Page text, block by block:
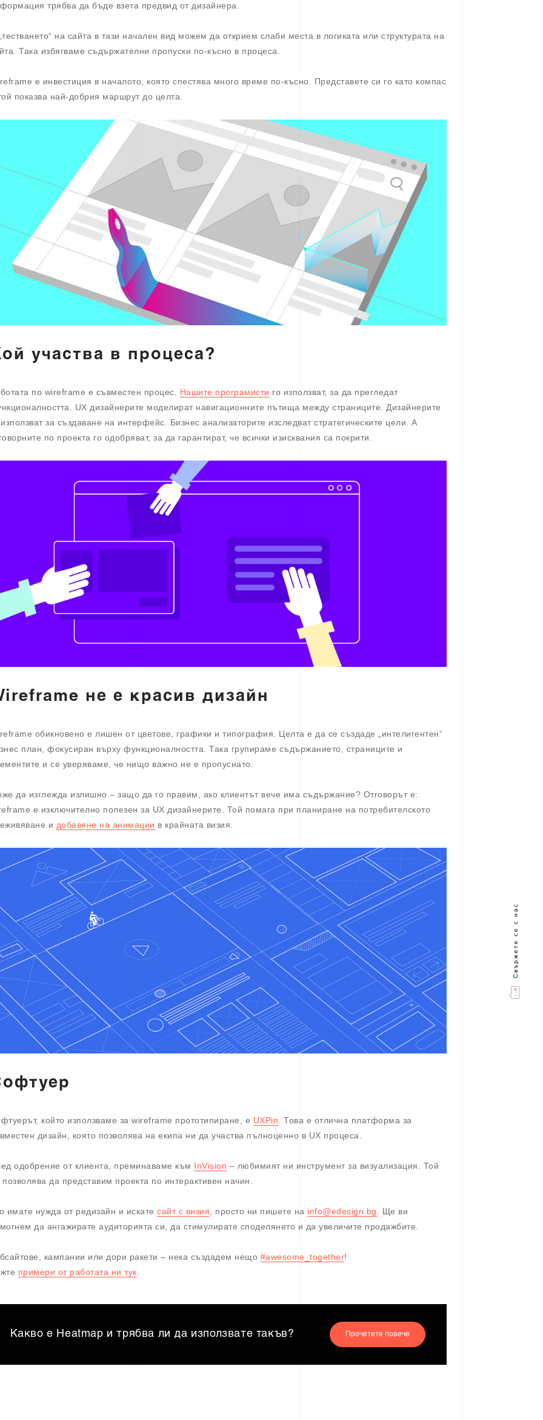
Свържете се с нас
трябва да бъде взета предвид от дизайнера.
на сайта в тази начален вид можем да открием слаби места в логиката или структурата на
Така избягваме съдържателни пропуски по-късно в процеса.
е инвестиция в началото, която спестява много време по-късно. Представете си го като компас
показва най-добрия маршрут до целта.
участва в процеса?
по wireframe е съвместен процес. Нашите програмисти го използват, за да прегледат
UX дизайнерите моделират навигационните пътища между страниците. Дизайнерите
използват за създаване на интерфейс. Бизнес анализаторите изследват стратегическите цели. А
по проекта го одобряват, за да гарантират, че всички изисквания са покрити.
не е красив дизайн
обикновено е лишен от цветове, графики и типография. Целта е да се създаде „интелигентен“
план, фокусиран върху функционалността. Така групираме съдържанието, страниците и
и се уверяваме, че нищо важно не е пропуснато.
да изглежда излишно – защо да го правим, ако клиентът вече има съдържание? Отговорът е:
е изключително полезен за UX дизайнерите. Той помага при планиране на потребителското
и добавяне на анимации в крайната визия.
който използваме за wireframe прототипиране, е UXPin . Това е отлична платформа за
дизайн, която позволява на екипа ни да участва пълноценно в UX процеса.
одобрение от клиента, преминаваме към InVision – любимият ни инструмент за визуализация. Той
позволява да представим проекта по интерактивен начин.
имате нужда от редизайн и искатесайт с визия , просто ни пишете на info@edesign.bg . Ще ви
да ангажирате аудиторията си, да стимулирате споделянето и да увеличите продажбите.
кампании или дори ракети – нека създадем нещо #awesome_together!
примери от работата ни тук
Какво е Heatmap и трябва ли да използвате такъв? Прочетете повече